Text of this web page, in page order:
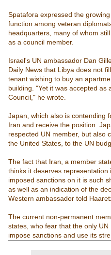
Spatafora expressed the
function among veteran
headquarters, many of whom
as a council member.
Israel's UN ambassador Dan
Daily News that Libya does not
tenant wishing to buy an
building. "Yet it was accepted as
Council," he wrote.
Japan, which also is contending
Iran and receive the position.
respected UN member, but also
the United States, to the UN
The fact that Iran, a member
thinks it deserves
imposed sanctions on it is such
as well as an indication of the
Western ambassador told
The current non-permanent
states, who fear that the only
impose sanctions and use its